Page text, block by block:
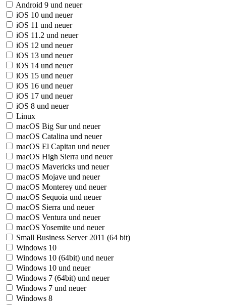
Android 9 und neuer
iOS 10 und neuer
iOS 11 und neuer
iOS 11.2 und neuer
iOS 12 und neuer
iOS 13 und neuer
iOS 14 und neuer
iOS 15 und neuer
iOS 16 und neuer
iOS 17 und neuer
iOS 8 und neuer
Linux
macOS Big Sur und neuer
macOS Catalina und neuer
macOS El Capitan und neuer
macOS High Sierra und neuer
macOS Mavericks und neuer
macOS Mojave und neuer
macOS Monterey und neuer
macOS Sequoia und neuer
macOS Sierra und neuer
macOS Ventura und neuer
macOS Yosemite und neuer
Small Business Server 2011 (64 bit)
Windows 10
Windows 10 (64bit) und neuer
Windows 10 und neuer
Windows 7 (64bit) und neuer
Windows 7 und neuer
Windows 8